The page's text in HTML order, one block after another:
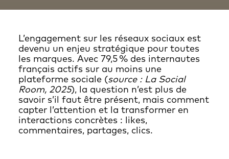
L’engagement sur les réseaux sociaux est
devenu un enjeu stratégique pour toutes
les marques. Avec 79,5 % des internautes
français actifs sur au moins une
plateforme sociale (source : La Social
Room, 2025), la question n’est plus de
savoir s’il faut être présent, mais comment
capter l’attention et la transformer en
interactions concrètes : likes,
commentaires, partages, clics.